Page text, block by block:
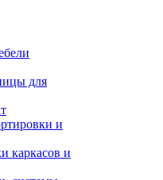
для
и
каркасов и